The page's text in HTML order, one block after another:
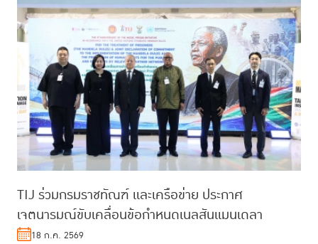
TIJ ร่วมกรมราชทัณฑ์ และเครือข่าย ประกาศ
เจตนารมณ์ขับเคลื่อนข้อกำหนดเนลสันแมนเดลา
18 ก.ค. 2569